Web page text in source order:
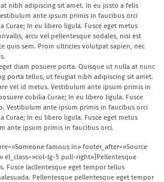
nibh adipiscing sit amet. In eu justo a felis
ante ipsum primis in faucibus orci
Curae; In eu libero ligula. Fusce eget metus
arcu vel pellentesque sodales, nisi est
quis sem. Proin ultricies volutpat sapien, nec
diam posuere porta. Quisque ut nulla at nunc
porta tellus, ut feugiat nibh adipiscing sit amet.
vel id metus. Vestibulum ante ipsum primis in
cubilia Curae; In eu libero ligula. Fusce
Vestibulum ante ipsum primis in faucibus orci
Curae; In eu libero ligula. Fusce eget metus
ante ipsum primis in faucibus orci.
famous in» footer_after=»Source
el_class=»col-lg-5 pull-right»]Pellentesque
Fusce lacllentesque eget tempor tellus
Pellentesque pellentesque eget tempor